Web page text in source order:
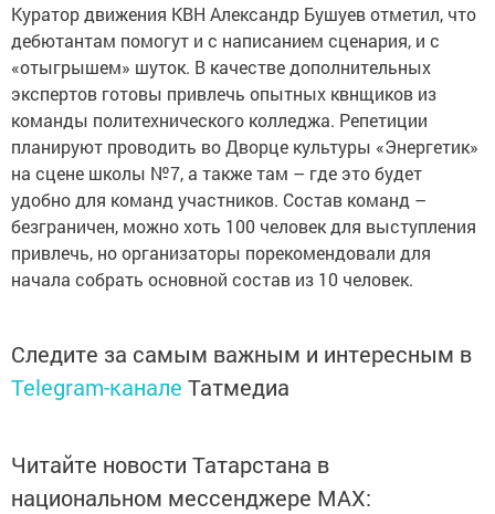
Куратор движения КВН Александр Бушуев отметил, что
дебютантам помогут и с написанием сценария, и с
«отыгрышем» шуток. В качестве дополнительных
экспертов готовы привлечь опытных квнщиков из
команды политехнического колледжа. Репетиции
планируют проводить во Дворце культуры «Энергетик»
на сцене школы №7, а также там – где это будет
удобно для команд участников. Состав команд –
безграничен, можно хоть 100 человек для выступления
привлечь, но организаторы порекомендовали для
начала собрать основной состав из 10 человек.
Следите за самым важным и интересным в
Telegram-канале Татмедиа
Читайте новости Татарстана в
национальном мессенджере MАХ: